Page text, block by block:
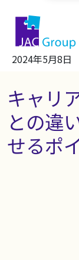
キャリ
との違
せるポ
2024年5月8日